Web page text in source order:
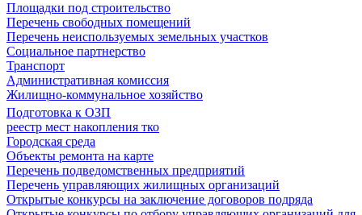
Площадки под строительство
Перечень свободных помещений
Перечень неиспользуемых земельных участков
Социальное партнерство
Транспорт
Административная комиссия
Жилищно-коммунальное хозяйство
Подготовка к ОЗП
реестр мест накопления тко
Городская среда
Объекты ремонта на карте
Перечень подведомственных предприятий
Перечень управляющих жилищных организаций
Открытые конкурсы на заключение договоров подряда